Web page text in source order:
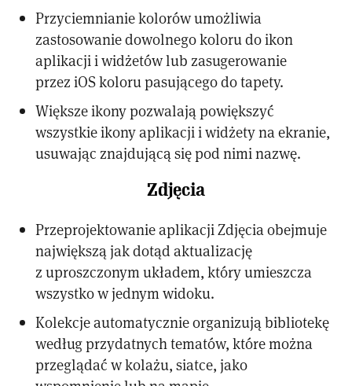
Przyciemnianie kolorów umożliwia
zastosowanie dowolnego koloru do ikon
aplikacji i widżetów lub zasugerowanie
przez iOS koloru pasującego do tapety.
Większe ikony pozwalają powiększyć
wszystkie ikony aplikacji i widżety na ekranie,
usuwając znajdującą się pod nimi nazwę.
Zdjęcia
Przeprojektowanie aplikacji Zdjęcia obejmuje
największą jak dotąd aktualizację
z uproszczonym układem, który umieszcza
wszystko w jednym widoku.
Kolekcje automatycznie organizują bibliotekę
według przydatnych tematów, które można
przeglądać w kolażu, siatce, jako